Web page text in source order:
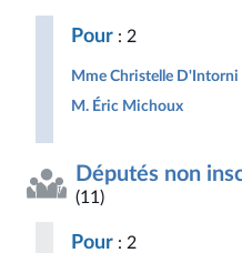
Pour : 2
Mme Christelle D'Intorni
M. Éric Michoux
Députés non
(11)
Pour : 2